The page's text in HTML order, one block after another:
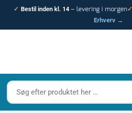
✓ Bestil inden kl. 14 – levering i morgen✓
Erhverv →
Søg
efter
produktet